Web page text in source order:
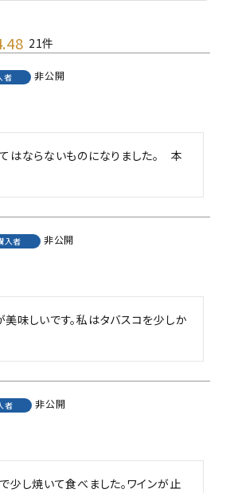
21
者
非公開
はならないものになりました。　本
入者
非公開
味しいです。私はタバスコを少しか
者
非公開
少し焼いて食べました。ワインが止